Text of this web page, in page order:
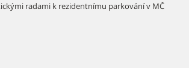
radami k rezidentnímu parkování v MČ